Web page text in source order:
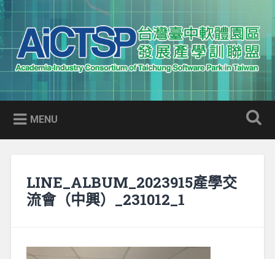
Skip
to
content
Search
AICTSP 台灣臺中軟體園區發展
產學訓聯盟
Academia-Industry Consortium of Taichung Software Park
in Taiwan
MENU
LINE_ALBUM_2023915產學交
流會（中興）_231012_1